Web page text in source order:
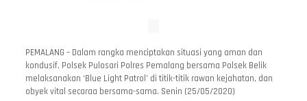
PEMALANG – Dalam rangka menciptakan situasi yang aman dan
kondusif, Polsek Pulosari Polres Pemalang bersama Polsek Belik
melaksanakan ‘Blue Light Patrol’ di titik-titik rawan kejahatan, dan
obyek vital secaraa bersama-sama. Senin (25/05/2020)